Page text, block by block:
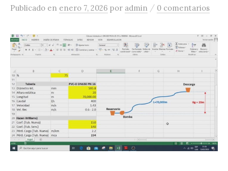
Publicado en enero 7, 2026 por admin / 0 comentarios